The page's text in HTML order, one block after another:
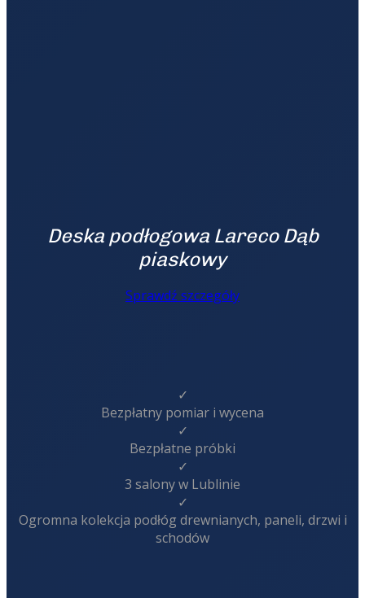
Deska podłogowa Lareco Dąb
piaskowy
Sprawdź szczegóły
✓
Bezpłatny pomiar i wycena
✓
Bezpłatne próbki
✓
3 salony w Lublinie
✓
Ogromna kolekcja podłóg drewnianych, paneli, drzwi i
schodów